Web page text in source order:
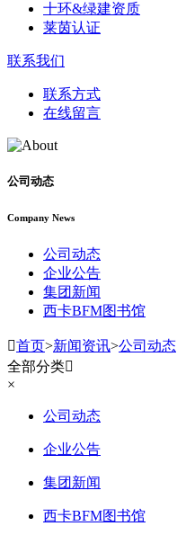
十环&绿建资质
莱茵认证
联系我们
联系方式
在线留言
公司动态
Company News
公司动态
企业公告
集团新闻
西卡BFM图书馆
首页>新闻资讯>公司动态
全部分类
×
公司动态
企业公告
集团新闻
西卡BFM图书馆